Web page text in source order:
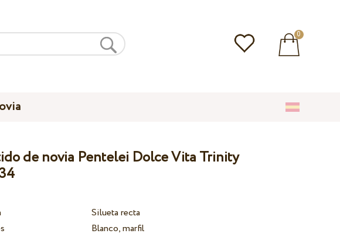
0
de novia Pentelei Dolce Vita Trinity
Silueta recta
Blanco, marfil